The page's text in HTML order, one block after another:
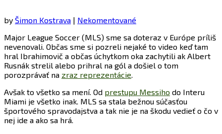
by Šimon Kostrava | Nekomentované
Major League Soccer (MLS) sme sa doteraz v Európe príliš
nevenovali. Občas sme si pozreli nejaké to video keď tam
hral Ibrahimovič a občas úchytkom oka zachytili ak Albert
Rusnák strelil alebo prihral na gól a došiel o tom
porozprávať na zraz reprezentácie.
Avšak to všetko sa mení. Od prestupu Messiho do Interu
Miami je všetko inak. MLS sa stala bežnou súčasťou
športového spravodajstva a tak nie je na škodu vedieť o čo v
nej ide a ako sa hrá.